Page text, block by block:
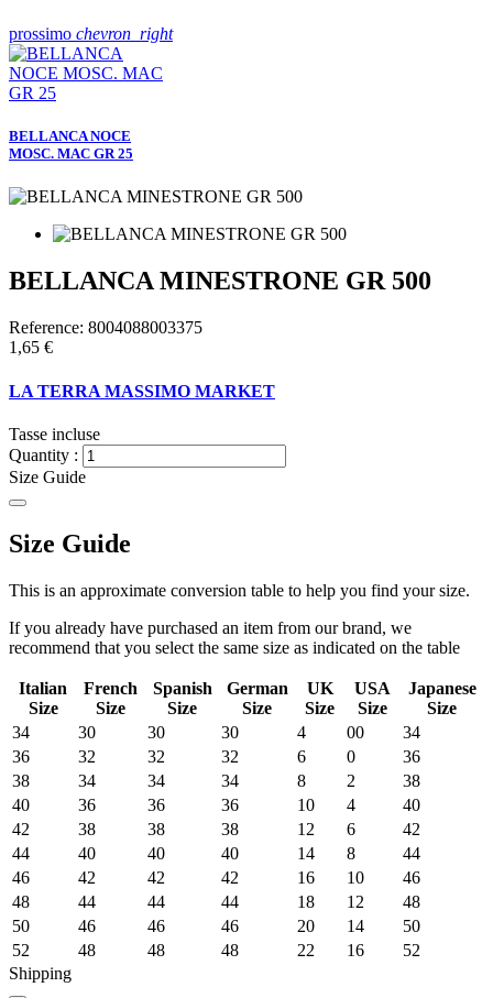
prossimo chevron_right
BELLANCA NOCE
MOSC. MAC GR 25
BELLANCA MINESTRONE GR 500
Reference: 8004088003375
1,65 €
LA TERRA MASSIMO MARKET
Tasse incluse
Quantity :
Size Guide
Size Guide
This is an approximate conversion table to help you find your size.
If you already have purchased an item from our brand, we
recommend that you select the same size as indicated on the table
Italian
Size
French
Size
Spanish
Size
German
Size
UK
Size
USA
Size
Japanese
Size
34
30 30 30 4 00
34
36
32 32 32 6 0
36
38
34 34 34 8 2
38
40
36 36 36 10 4
40
42
38 38 38 12 6
42
44
40 40 40 14 8
44
46
42 42 42 16 10
46
48
44 44 44 18 12
48
50
46 46 46 20 14
50
52
48 48 48 22 16
52
Shipping